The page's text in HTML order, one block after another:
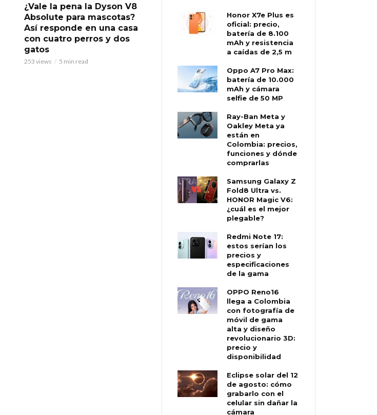
¿Vale la pena la Dyson V8
Absolute para mascotas?
Así responde en una casa
con cuatro perros y dos
gatos
253 views 5 min read
Honor X7e Plus es
oficial: precio,
batería de 8.100
mAh y resistencia
a caídas de 2,5 m
Oppo A7 Pro Max:
batería de 10.000
mAh y cámara
selfie de 50 MP
Ray-Ban Meta y
Oakley Meta ya
están en
Colombia: precios,
funciones y dónde
comprarlas
Samsung Galaxy Z
Fold8 Ultra vs.
HONOR Magic V6:
¿cuál es el mejor
plegable?
Redmi Note 17:
estos serían los
precios y
especificaciones
de la gama
OPPO Reno16
llega a Colombia
con fotografía de
móvil de gama
alta y diseño
revolucionario 3D:
precio y
disponibilidad
Eclipse solar del 12
de agosto: cómo
grabarlo con el
celular sin dañar la
cámara